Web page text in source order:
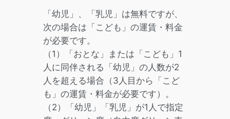
「幼児」、「乳児」は無料ですが、
次の場合は「こども」の運賃・料金
が必要です。
（1）「おとな」または「こども」1
人に同伴される「幼児」の人数が2
人を超える場合（3人目から「こど
も」の運賃・料金が必要です）。
（2）「幼児」「乳児」が1人で指定